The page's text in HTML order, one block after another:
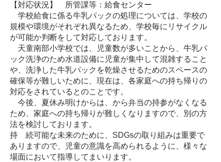
【対応状況】 所管課等：給食センター
学校給食に係る牛乳パックの処理については、学校の
規模や環境がそれぞれ異なるため、学校毎にリサイクル
が可能か判断をして対応しております。
天童南部小学校では、児童数が多いことから、牛乳パ
ック洗浄のため水道設備に児童が集中して混雑すること
や、洗浄した牛乳パックを乾燥させるためのスペースの
確保等が難しいために、現在は、各家庭への持ち帰りの
対応をされているとのことです。
今後、夏休み明けからは、から弁当の持参がなくなる
ため、家庭への持ち帰りが難しくなりますので、別の方
法を検討しております。
持 続可能な未来のために、SDGsの取り組みは重要で
ありますので、児童の意識を高められるように、様々な
場面において指導してまいります。